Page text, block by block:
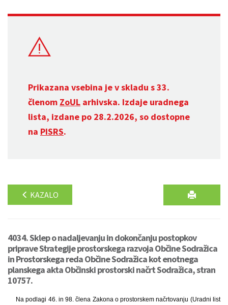
Prikazana vsebina je v skladu s 33.
členom ZoUL arhivska. Izdaje uradnega
lista, izdane po 28.2.2026, so dostopne
na PISRS.
KAZALO
4034. Sklep o nadaljevanju in dokončanju postopkov
priprave Strategije prostorskega razvoja Občine Sodražica
in Prostorskega reda Občine Sodražica kot enotnega
planskega akta Občinski prostorski načrt Sodražica, stran
10757.
Na podlagi 46. in 98. člena Zakona o prostorskem načrtovanju (Uradni list